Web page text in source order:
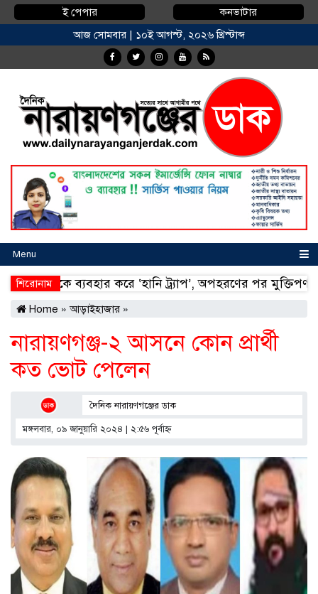
ই পেপার
কনভাটার
আজ সোমবার | ১০ই আগস্ট, ২০২৬ খ্রিস্টাব্দ
Menu
শিরোনামব্যবহার করে ‘হানি ট্র্যাপ’, অপহরণের পর মুক্তিপণ আদায়,
Home »আড়াইহাজার »
নারায়ণগঞ্জ-২ আসনে কোন প্রার্থী
কত ভোট পেলেন
দৈনিক নারায়ণগঞ্জের ডাক
মঙ্গলবার, ০৯ জানুয়ারি ২০২৪ | ২:৫৬ পূর্বাহ্ণ